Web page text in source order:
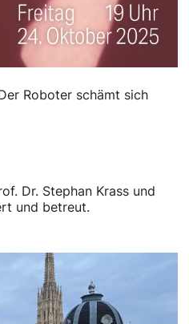
Roboter schämt sich
Dr. Stephan Krass und
und betreut.